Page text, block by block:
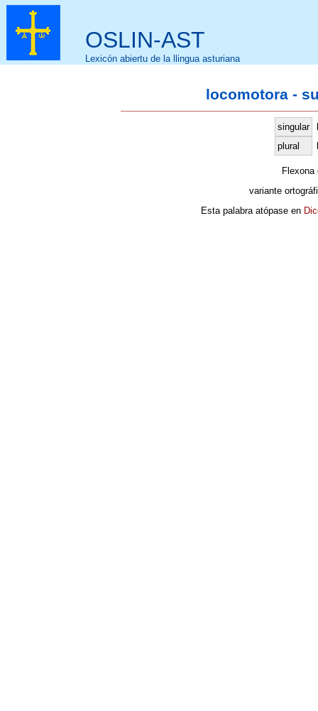
OSLIN-AST
Lexicón abiertu de la llingua asturiana
locomotora -
singular
plural
variante
Esta palabra atópase en